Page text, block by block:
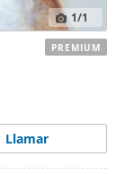
1/1
Llamar
PREMIUM